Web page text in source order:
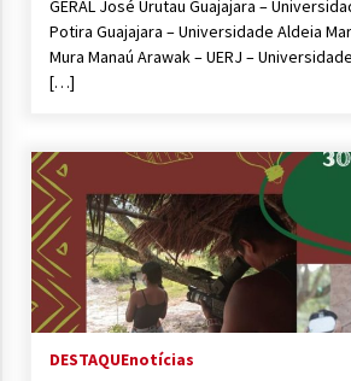
GERAL José Urutau Guajajara –
Potira Guajajara – Universidade Aldeia
Mura Manaú Arawak – UERJ –
[…]
DESTAQUEnotícias